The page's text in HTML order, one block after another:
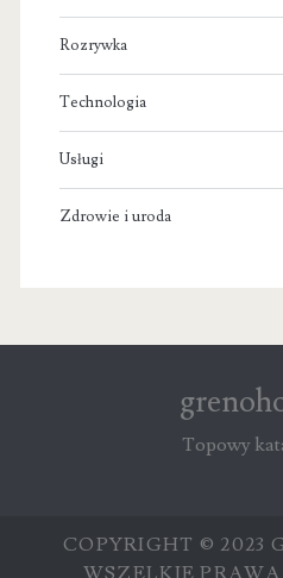
Rozrywka
Technologia
Usługi
Zdrowie i uroda
Topowy
COPYRIGHT © 2023
WSZELKIE